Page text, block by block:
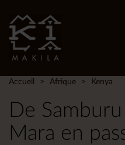
Accueil Afrique Kenya
De
Mara en